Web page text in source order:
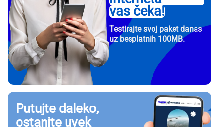
vas čeka!
Testirajte svoj paket danas
uz besplatnih 100MB.
Putujte daleko,
ostanite uvek